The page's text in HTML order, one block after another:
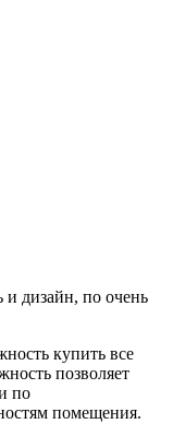
и дизайн, по очень
купить все
позволяет
по
помещения.